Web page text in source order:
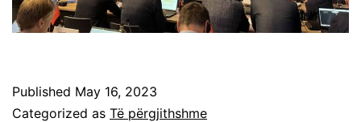
Published May 16, 2023
Categorized as Të përgjithshme